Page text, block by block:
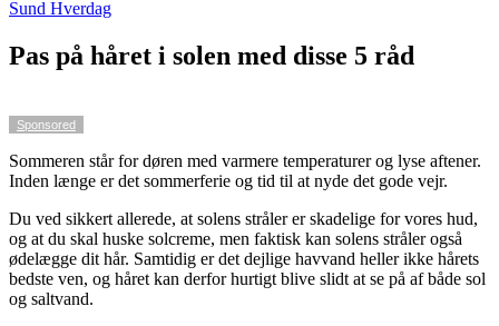
Sund Hverdag
Pas på håret i solen med disse 5 råd
Sponsored
Sommeren står for døren med varmere temperaturer og lyse aftener.
Inden længe er det sommerferie og tid til at nyde det gode vejr.
Du ved sikkert allerede, at solens stråler er skadelige for vores hud,
og at du skal huske solcreme, men faktisk kan solens stråler også
ødelægge dit hår. Samtidig er det dejlige havvand heller ikke hårets
bedste ven, og håret kan derfor hurtigt blive slidt at se på af både sol
og saltvand.